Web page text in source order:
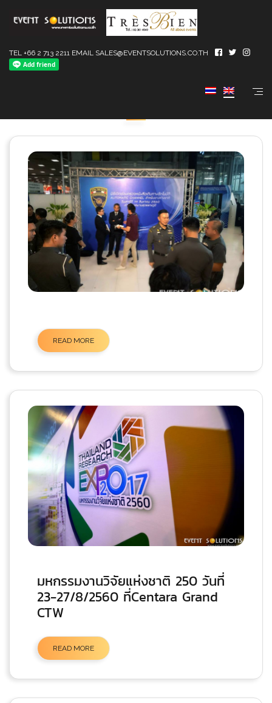
TEL +66 2 713 2211 EMAIL SALES@EVENTSOLUTIONS.CO.TH
READ MORE
มหกรรมงานวิจัยแห่งชาติ 250 วันที่
23-27/8/2560 ที่Centara Grand
CTW
READ MORE